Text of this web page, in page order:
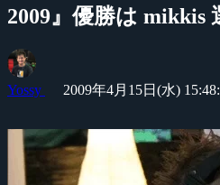
2009』優勝は mikkis
Yossy 2009年4月15日(水)